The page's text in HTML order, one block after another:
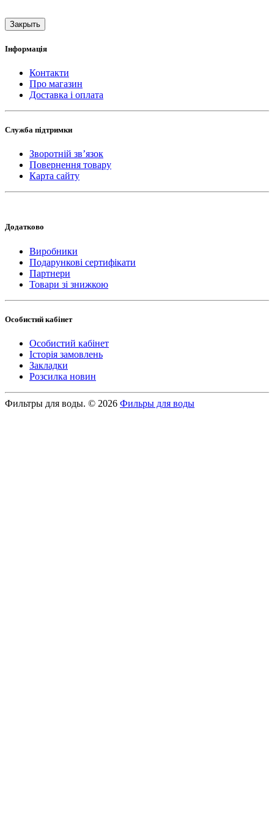
Закрыть
Інформація
Контакти
Про магазин
Доставка і оплата
Служба підтримки
Зворотній зв’язок
Повернення товару
Карта сайту
Додатково
Виробники
Подарункові сертифікати
Партнери
Товари зі знижкою
Особистий кабінет
Особистий кабінет
Історія замовлень
Закладки
Розсилка новин
Фильтры для воды. © 2026 Фильры для воды